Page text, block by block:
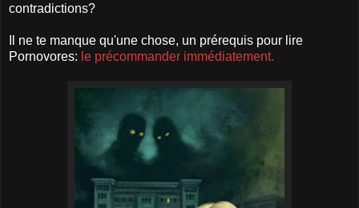
contradictions?
Il ne te manque qu'une chose, un prérequis pour lire
Pornovores: le précommander immédiatement.